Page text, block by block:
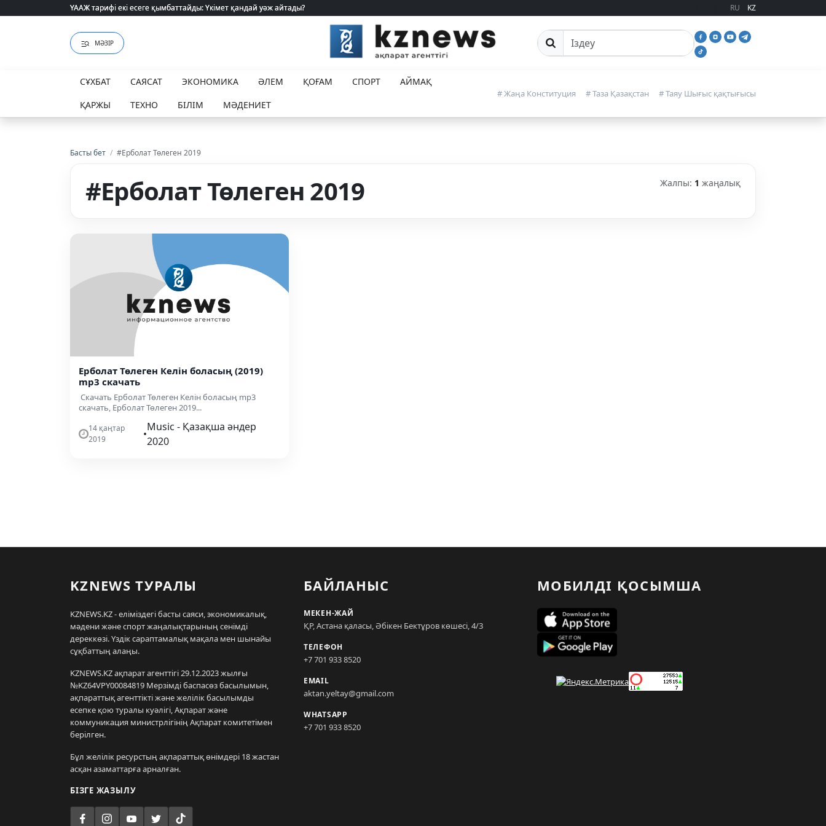
ҮААЖ тарифі екі есеге қымбаттайды: Үкімет қандай уәж айтады?
ҮААЖ тарифі екі есеге қымбаттайды: Үкімет қандай уәж айтады? RU KZ
МӘЗІР Сайттан іздеу
СҰХБАТ САЯСАТ ЭКОНОМИКА ӘЛЕМ ҚОҒАМ СПОРТ
АЙМАҚ
ҚАРЖЫ
ТЕХНО БІЛІМ МӘДЕНИЕТ
# Жаңа Конституция # Таза Қазақстан # Таяу Шығыс қақтығысы
Басты бет / #Ерболат Төлеген 2019
#Ерболат Төлеген 2019 Жалпы: 1 жаңалық
Ерболат Төлеген Келін боласың (2019)
mp3 скачать
Скачать Ерболат Төлеген Келін боласың mp3
скачать, Ерболат Төлеген 2019...
14 қаңтар
2019
•
Music - Қазақша әндер
2020
KZNEWS ТУРАЛЫ
KZNEWS.KZ - еліміздегі басты саяси, экономикалық,
мәдени және спорт жаңалықтарының сенімді
дереккөзі. Үздік сараптамалық мақала мен шынайы
сұқбаттың алаңы.
KZNEWS.KZ ақпарат агенттігі 29.12.2023 жылғы
№KZ64VPY00084819 Мерзімді баспасөз басылымын,
ақпараттық агенттікті және желілік басылымды
есепке қою туралы куәлігі, Ақпарат және
коммуникация министрлігінің Ақпарат комитетімен
берілген.
Бұл желілік ресурстың ақпараттық өнімдері 18 жастан
асқан азаматтарға арналған.
БІЗГЕ ЖАЗЫЛУ
БАЙЛАНЫС
МЕКЕН-ЖАЙ
ҚР, Астана қаласы, Әбікен Бектұров көшесі, 4/3
ТЕЛЕФОН
+7 701 933 8520
EMAIL
aktan.yeltay@gmail.com
WHATSAPP
+7 701 933 8520
МОБИЛДІ ҚОСЫМША